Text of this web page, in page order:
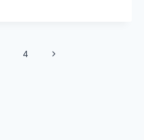
4
Next